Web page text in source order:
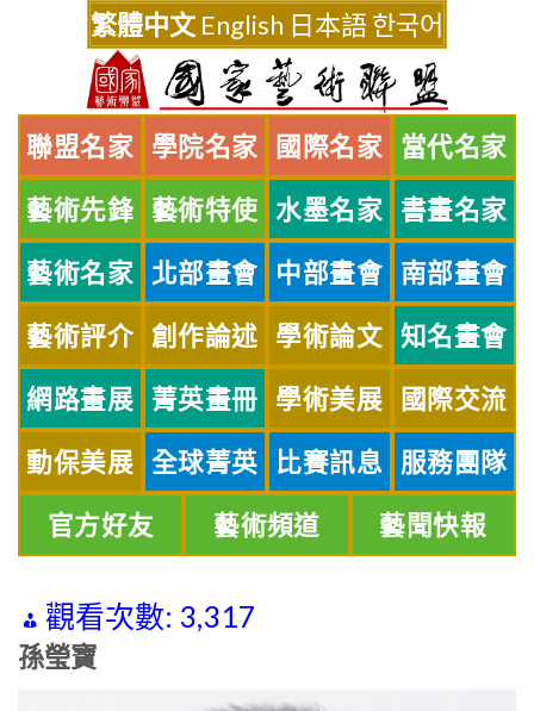
繁體中文 English 日本語한국어
聯盟名家 學院名家 國際名家 當代名家
藝術先鋒 藝術特使 水墨名家 書畫名家
藝術名家 北部畫會 中部畫會 南部畫會
藝術評介 創作論述 學術論文 知名畫會
網路畫展 菁英畫冊 學術美展 國際交流
動保美展 全球菁英 比賽訊息 服務團隊
官方好友 藝術頻道 藝聞快報
觀看次數: 3,317
孫瑩寶